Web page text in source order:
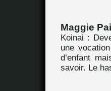
Maggie
Koinai :
une
d’enfant
savoir. Le